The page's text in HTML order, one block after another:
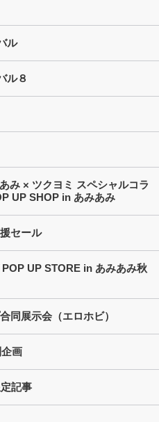
ル
ル８
み × ツクヨミ スペシャルコラ
UP SHOP in あみあみ
セール
UP STORE in あみあみ秋
同展示会（エロホビ）
画
記事